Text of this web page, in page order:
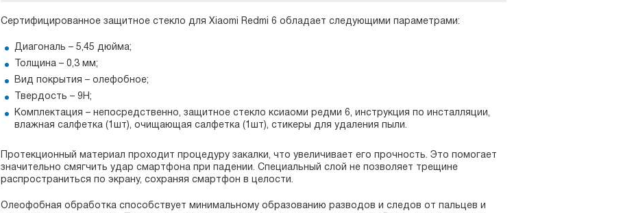
Сертифицированное защитное стекло для Xiaomi Redmi 6 обладает следующими параметрами:
Диагональ – 5,45 дюйма;
Толщина – 0,3 мм;
Вид покрытия – олефобное;
Твердость – 9H;
Комплектация – непосредственно, защитное стекло ксиаоми редми 6, инструкция по инсталляции,
влажная салфетка (1шт), очищающая салфетка (1шт), стикеры для удаления пыли.
Протекционный материал проходит процедуру закалки, что увеличивает его прочность. Это помогает
значительно смягчить удар смартфона при падении. Специальный слой не позволяет трещине
распространиться по экрану, сохраняя смартфон в целости.
Олеофобная обработка способствует минимальному образованию разводов и следов от пальцев и